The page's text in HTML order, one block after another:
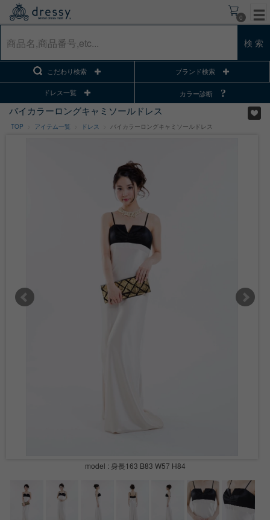
0
検 索
こだわり検索 ブランド検索
ドレス一覧 カラー診断
バイカラーロングキャミソールドレス
TOP アイテム一覧 ドレス バイカラーロングキャミソールドレス
model : 身長163 B83 W57 H84